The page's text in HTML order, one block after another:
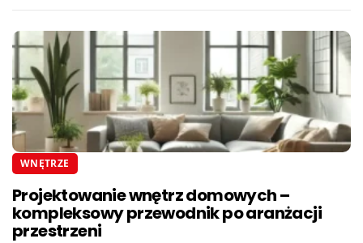
WNĘTRZE
Projektowanie wnętrz domowych –
kompleksowy przewodnik po aranżacji
przestrzeni